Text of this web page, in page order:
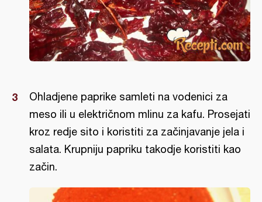
Ohladjene paprike samleti na vodenici za
meso ili u električnom mlinu za kafu. Prosejati
kroz redje sito i koristiti za začinjavanje jela i
salata. Krupniju papriku takodje koristiti kao
začin.